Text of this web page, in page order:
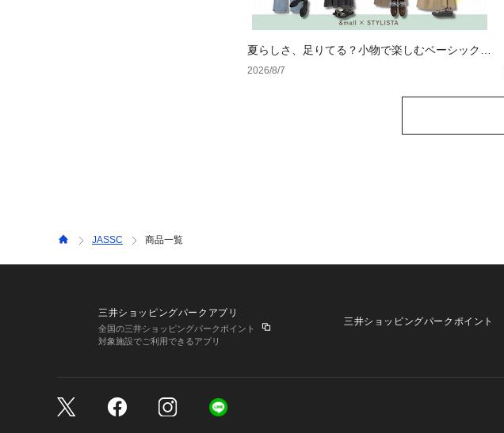
夏らしさ、足りてる？小物で楽しむベーシックコ
ーデ4選
2026/8/7
JASSC 商品一覧
三井ショッピングパークアプリ
全国の三井ショッピングパークポイント
対象施設でご利用できるアプリ
三井ショッピングパークポイント